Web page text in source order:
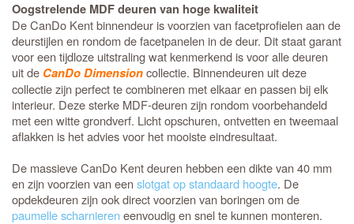
Oogstrelende MDF deuren van hoge kwaliteit
De CanDo Kent binnendeur is voorzien van facetprofielen aan de
deurstijlen en rondom de facetpanelen in de deur. Dit staat garant
voor een tijdloze uitstraling wat kenmerkend is voor alle deuren
uit de CanDo Dimensioncollectie. Binnendeuren uit deze
collectie zijn perfect te combineren met elkaar en passen bij elk
interieur. Deze sterke MDF-deuren zijn rondom voorbehandeld
met een witte grondverf. Licht opschuren, ontvetten en tweemaal
aflakken is het advies voor het mooiste eindresultaat.
De massieve CanDo Kent deuren hebben een dikte van 40 mm
en zijn voorzien van eenslotgat op standaard hoogte. De
opdekdeuren zijn ook direct voorzien van boringen om de
paumelle scharnieren eenvoudig en snel te kunnen monteren.